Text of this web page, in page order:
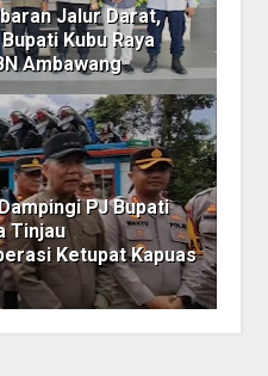
Jalur Darat,
Kubu Raya
Ambawang
PJ Bupati
Tinjau
Ketupat Kapuas